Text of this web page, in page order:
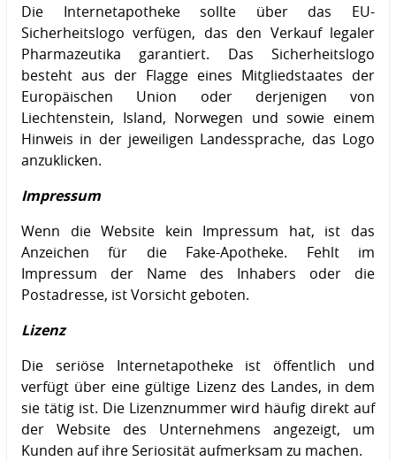
Die Internetapotheke sollte über das EU-
Sicherheitslogo verfügen, das den Verkauf legaler
Pharmazeutika garantiert. Das Sicherheitslogo
besteht aus der Flagge eines Mitgliedstaates der
Europäischen Union oder derjenigen von
Liechtenstein, Island, Norwegen und sowie einem
Hinweis in der jeweiligen Landessprache, das Logo
anzuklicken.
Impressum
Wenn die Website kein Impressum hat, ist das
Anzeichen für die Fake-Apotheke. Fehlt im
Impressum der Name des Inhabers oder die
Postadresse, ist Vorsicht geboten.
Lizenz
Die seriöse Internetapotheke ist öffentlich und
verfügt über eine gültige Lizenz des Landes, in dem
sie tätig ist. Die Lizenznummer wird häufig direkt auf
der Website des Unternehmens angezeigt, um
Kunden auf ihre Seriosität aufmerksam zu machen.